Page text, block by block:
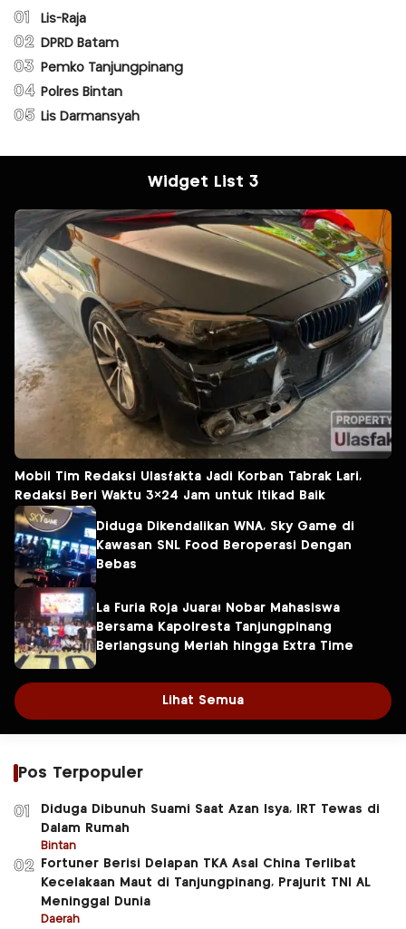
01 Lis-Raja
02 DPRD Batam
03 Pemko Tanjungpinang
04 Polres Bintan
05 Lis Darmansyah
Widget List 3
Mobil Tim Redaksi Ulasfakta Jadi Korban Tabrak Lari,
Redaksi Beri Waktu 3×24 Jam untuk Itikad Baik
Diduga Dikendalikan WNA, Sky Game di
Kawasan SNL Food Beroperasi Dengan
Bebas
La Furia Roja Juara! Nobar Mahasiswa
Bersama Kapolresta Tanjungpinang
Berlangsung Meriah hingga Extra Time
Lihat Semua
Pos Terpopuler
01
Diduga Dibunuh Suami Saat Azan Isya, IRT Tewas di
Dalam Rumah
Bintan
02
Fortuner Berisi Delapan TKA Asal China Terlibat
Kecelakaan Maut di Tanjungpinang, Prajurit TNI AL
Meninggal Dunia
Daerah